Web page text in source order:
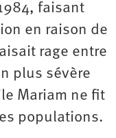
faisant
en raison de
rage entre
plus sévère
Mariam ne fit
populations.